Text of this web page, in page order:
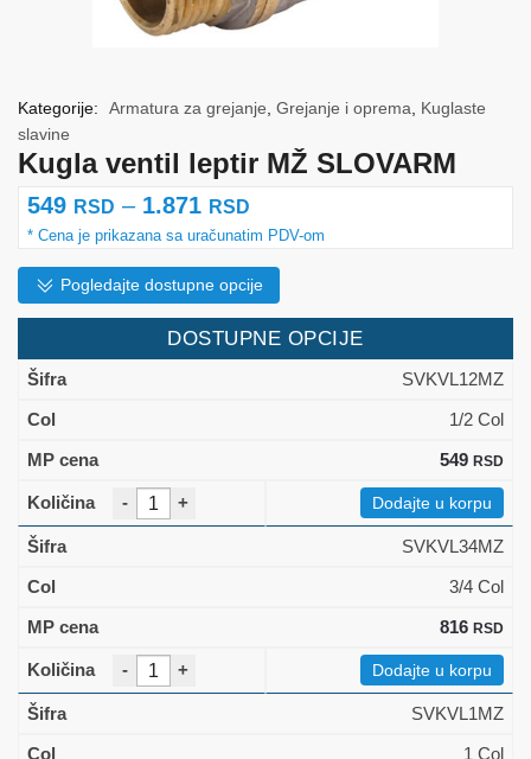
Kugla ventil leptir MŽ SLOVARM
549 RSD – 1.871 RSD
cena:
od
549 rsd
do
Pogledajte dostupne opcije
DOSTUPNE OPCIJE
SVKVL12MZ
1/2 Col
549 RSD
- + Dodajte u korpu
SVKVL34MZ
3/4 Col
816 RSD
- + Dodajte u korpu
SVKVL1MZ
1 Col
Kategorije: Armatura za grejanje Grejanje i oprema
Kuglaste
slavine